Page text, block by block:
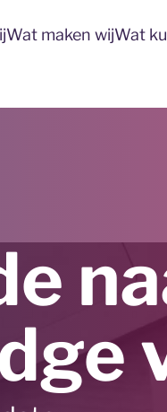
Wat maken wijWat